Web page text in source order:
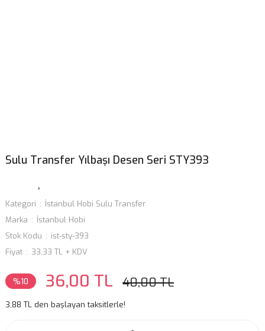
Sulu Transfer Yılbaşı Desen Seri STY393
Kategori
İstanbul Hobi Sulu Transfer
Marka
İstanbul Hobi
Stok Kodu
ist-sty-393
Fiyat
33,33 TL + KDV
%10 36,00 TL 40,00 TL
3,88 TL den başlayan taksitlerle!